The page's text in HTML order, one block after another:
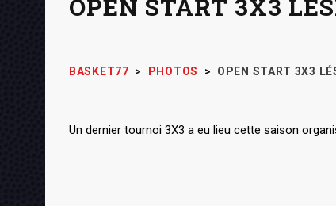
OPEN START 3X3
BASKET77 > PHOTOS > OPEN START 3X3
Un dernier tournoi 3X3 a eu lieu cette saison